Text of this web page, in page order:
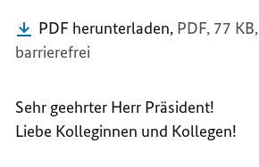
PDF herunterladen, PDF, 77 KB,
barrierefrei
Sehr geehrter Herr Präsident!
Liebe Kolleginnen und Kollegen!